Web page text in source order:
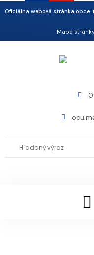
Oficiálna webová stránka obce
Mapa stránky